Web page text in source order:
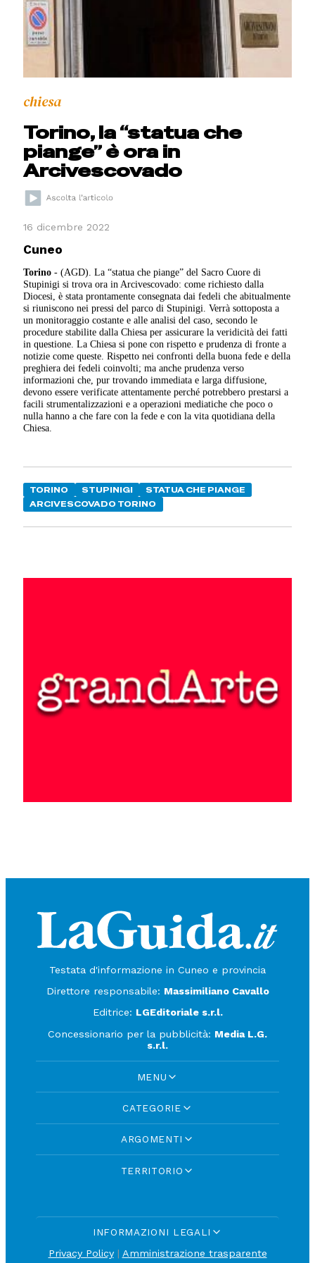
chiesa
Torino, la “statua che
piange” è ora in
Arcivescovado
16 dicembre 2022
Cuneo
Torino - (AGD). La “statua che piange” del Sacro Cuore di
Stupinigi si trova ora in Arcivescovado: come richiesto dalla
Diocesi, è stata prontamente consegnata dai fedeli che abitualmente
si riuniscono nei pressi del parco di Stupinigi. Verrà sottoposta a
un monitoraggio costante e alle analisi del caso, secondo le
procedure stabilite dalla Chiesa per assicurare la veridicità dei fatti
in questione. La Chiesa si pone con rispetto e prudenza di fronte a
notizie come queste. Rispetto nei confronti della buona fede e della
preghiera dei fedeli coinvolti; ma anche prudenza verso
informazioni che, pur trovando immediata e larga diffusione,
devono essere verificate attentamente perché potrebbero prestarsi a
facili strumentalizzazioni e a operazioni mediatiche che poco o
nulla hanno a che fare con la fede e con la vita quotidiana della
Chiesa.
TORINO STUPINIGI
STATUA CHE PIANGE
ARCIVESCOVADO TORINO
Testata d'informazione in Cuneo e provincia
Direttore responsabile: Massimiliano Cavallo
Editrice: LGEditoriale s.r.l.
Concessionario per la pubblicità: Media L.G.
s.r.l.
MENU
CATEGORIE
ARGOMENTI
TERRITORIO
INFORMAZIONI LEGALI
Privacy Policy| Amministrazione trasparente